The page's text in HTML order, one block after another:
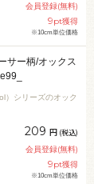
会員登録(無料)
9pt獲得
※10cm単位価格
サー柄/オックス
）シリーズのオック
209 円 (税込)
会員登録(無料)
9pt獲得
※10cm単位価格